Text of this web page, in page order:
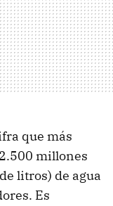
que más
millones
litros) de agua
Es